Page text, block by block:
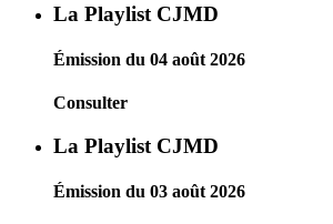
La Playlist CJMD
Émission du 04 août 2026
Consulter
La Playlist CJMD
Émission du 03 août 2026